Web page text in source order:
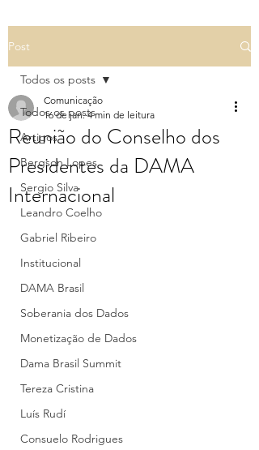
Post
Todos os posts
Artigos
Bergson Lopes
Sergio Silva
Leandro Coelho
Gabriel Ribeiro
Institucional
DAMA Brasil
Soberania dos Dados
Monetização de Dados
Dama Brasil Summit
Tereza Cristina
Luís Rudí
Consuelo Rodrigues
Todos os posts
Reunião do Conselho dos
Presidentes da DAMA
Internacional
Comunicação
16 de jan. 4 min de leitura